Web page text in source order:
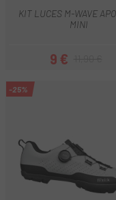
KIT LUCES M-WAVE
MINI
9 €
-25%